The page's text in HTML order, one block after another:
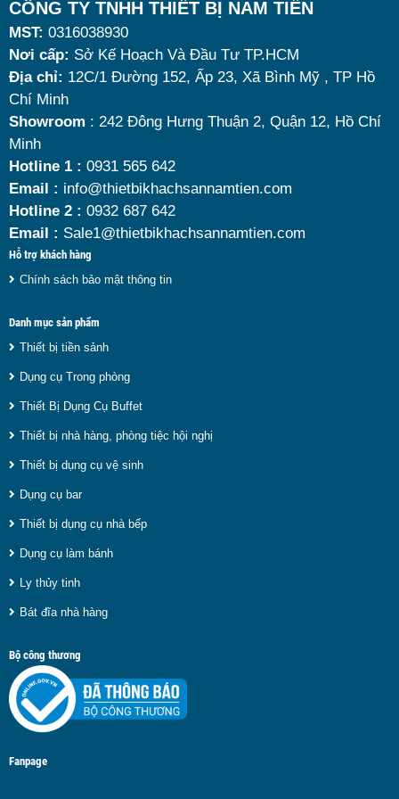
Tuy nhiên, giữa hàng loạt mẫu mã trên thị trường,
đâu là loại phù hợp nhất? Nên chọn nồi hâm buffet
dùng điện hay dùng cồn? Cùng tìm hiểu những tiêu
chí quan trọng giúp bạn chọn được mẫu
nóng thức ăn 9 lítchất lượng, bền đẹp và tối ưu chi
phí nhất hiện nay.
CÔNG TY TNHH THIẾT BỊ NAM TIẾN
MST: 0316038930
Nơi cấp: Sở Kế Hoạch Và Đầu Tư TP.HCM
Địa chỉ: 12C/1 Đường 152, Ấp 23, Xã Bình Mỹ , TP Hồ
Chí Minh
Showroom : 242 Đông Hưng Thuận 2, Quận 12, Hồ Chí
Minh
Hotline 1 : 0931 565 642
Email : info@thietbikhachsannamtien.com
Hotline 2 : 0932 687 642
Email : Sale1@thietbikhachsannamtien.com
Hỗ trợ khách hàng
Chính sách bảo mật thông tin
Danh mục sản phẩm
Thiết bị tiền sảnh
Dụng cụ Trong phòng
Thiết Bị Dụng Cụ Buffet
Thiết bị nhà hàng, phòng tiệc hội nghị
Thiết bị dụng cụ vệ sinh
Dụng cụ bar
Thiết bị dụng cụ nhà bếp
Dụng cụ làm bánh
Ly thủy tinh
Bát đĩa nhà hàng
Bộ công thương
Fanpage